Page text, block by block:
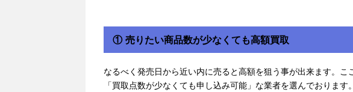
① 売りたい商品数が少なくても高額買取
なるべく発売日から近い内に売ると高額を狙う事が出来ます。
「買取点数が少なくても申し込み可能」な業者を選んでおります